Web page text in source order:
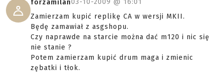
forzamilan
Zamierzam kupić replikę CA w wersji MKII.
Będę zamawiał z asgshopu.
Czy naprawde na starcie można dać m120 i nic się
nie stanie ?
Potem zamierzam kupić drum maga i zmienic
zębatki i tłok.